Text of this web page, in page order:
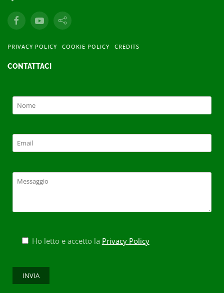
PRIVACY POLICY COOKIE POLICY CREDITS
CONTATTACI
Ho letto e accetto la Privacy Policy